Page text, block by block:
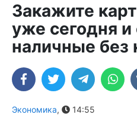
Закажите
уже сегодня и
наличные без
Экономика, 14:55